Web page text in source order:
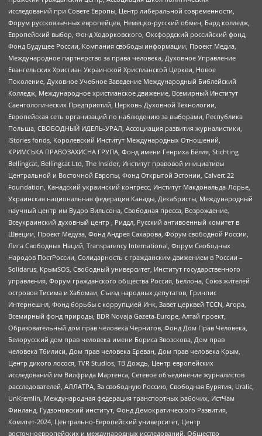
исследований при Совете Европы, Центр либеральной современности,
Форум русскоязычных европейцев, Немецко-русский обмен, Бард колледж,
Европейский выбор, Фонд Ходорковского, Оксфордский российский фонд,
Фонд Будущее России, Компания свободы информации, Проект Медиа,
Международное партнерство за права человека, Духовное Управление
Евангельских Христиан Украинской Христианской Церкви, Новое
Поколение, Духовное Учебное Заведение Международный Библейский
Колледж, Международное христианское движение, Всемирный Институт
Саентологических Предприятий, Церковь Духовной Технологии,
Европейская сеть организаций по наблюдению за выборами, Республика
Польша, СВОБОДНЫЙ ИДЕЛЬ-УРАЛ, Ассоциация развития журналистики,
IStories fonds, Королевский Институт Международных Отношений,
КРИМСЬКА ПРАВОЗАХИСНА ГРУПА, Фонд имени Генриха Бёлля, Stichting
Bellingcat, Bellingcat Ltd, The Insider, Институт правовой инициативы
Центральной и Восточной Европы, Фонд Открытой Эстонии, Calvert 22
Foundation, Канадский украинский конгресс, Институт Макдональда-Лорье,
Украинская национальная федерация Канады, Декабристы, Международный
научный центр им Вудро Вильсона, Свободная пресса, Возрождение,
Всеукраинский духовный центр , Риддл, Русский антивоенный комитет в
Швеции, Проект Медуза, Фонд Андрея Сахарова, Форум свободной России,
Лига Свободных Наций, Transparеncy International, Форум Свободных
Народов ПостРоссии, Солидарность с гражданским движением в России –
Solidarus, КрымSOS, Свободный университет, Институт государственного
управления, Форум гражданского общества Россия, Беллона, Союз жителей
островов Тисима и Хабомаи, Съезд народных депутатов, Гринпис
Интернешнл, Фонд борьбы с коррупцией Инк, Завет церквей TCCN, Агора,
Всемирный фонд природы, BDR Novaja Gazeta-Europe, Алтай проект,
Образовательный дом прав человека Чернигов, Фонд Дом Прав Человека,
Белорусский дом прав человека имени Бориса Звозскова, Дом прав
человека Тбилиси, Дом прав человека Ереван, Дом прав человека Крым,
Центр дикого лосося, TVR Studios, ТВ Дождь, Центр европейских
исследований им Вилфрида Мартенса, Сетевое объединение журналистов
расследователей, АЛЛАТРА, За свободную Россию, Свободная Бурятия, Uralic,
UnKremlin, Международная федерация транспортных рабочих, ИстЧам
Финланд, Гудзоновский институт, Фонд Демократического Развития,
Комитет-2024, Центрально-Европейский университет, Центр
восточноевропейских и международных исследований, Общество